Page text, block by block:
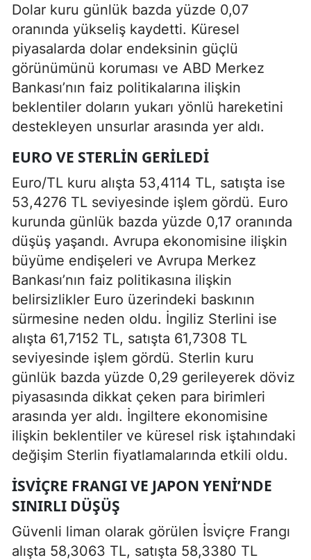
Dolar kuru günlük bazda yüzde 0,07
oranında yükseliş kaydetti. Küresel
piyasalarda dolar endeksinin güçlü
görünümünü koruması ve ABD Merkez
Bankası’nın faiz politikalarına ilişkin
beklentiler doların yukarı yönlü hareketini
destekleyen unsurlar arasında yer aldı.
EURO VE STERLIN GERILEDI
Euro/TL kuru alışta 53,4114 TL, satışta ise
53,4276 TL seviyesinde işlem gördü. Euro
kurunda günlük bazda yüzde 0,17 oranında
düşüş yaşandı. Avrupa ekonomisine ilişkin
büyüme endişeleri ve Avrupa Merkez
Bankası’nın faiz politikasına ilişkin
belirsizlikler Euro üzerindeki baskının
sürmesine neden oldu. İngiliz Sterlini ise
alışta 61,7152 TL, satışta 61,7308 TL
seviyesinde işlem gördü. Sterlin kuru
günlük bazda yüzde 0,29 gerileyerek döviz
piyasasında dikkat çeken para birimleri
arasında yer aldı. İngiltere ekonomisine
ilişkin beklentiler ve küresel risk iştahındaki
değişim Sterlin fiyatlamalarında etkili oldu.
İSVIÇRE FRANGI VE JAPON YENI’NDE
SINIRLI DÜŞÜŞ
Güvenli liman olarak görülen İsviçre Frangı
alışta 58,3063 TL, satışta 58,3380 TL